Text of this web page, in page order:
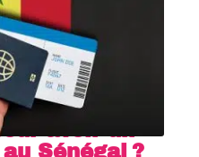
avoir un
Sénégal ?